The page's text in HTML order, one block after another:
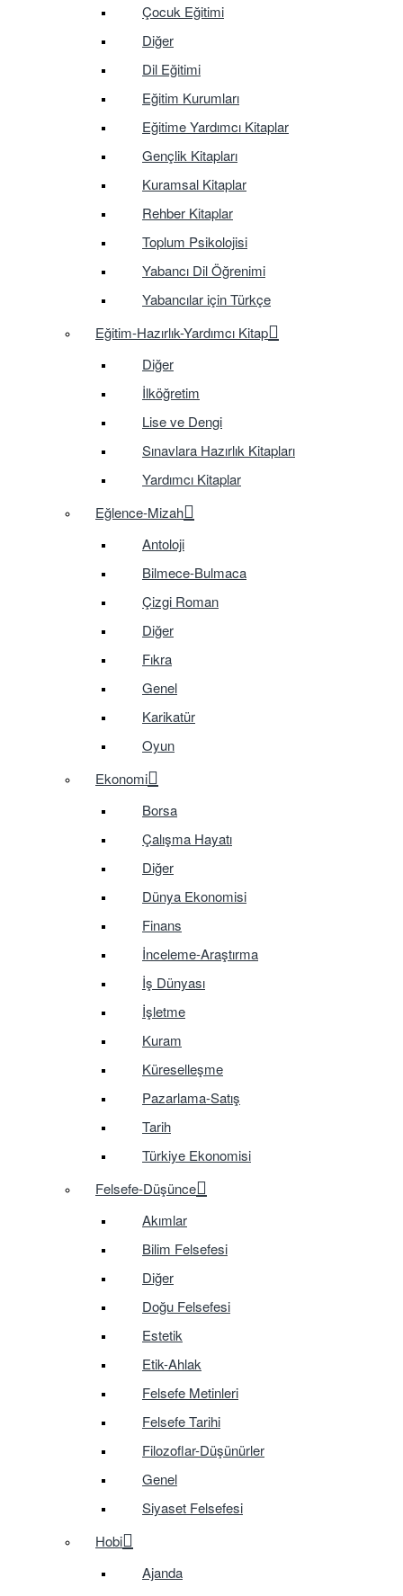
Çocuk Eğitimi
Diğer
Dil Eğitimi
Eğitim Kurumları
Eğitime Yardımcı Kitaplar
Gençlik Kitapları
Kuramsal Kitaplar
Rehber Kitaplar
Toplum Psikolojisi
Yabancı Dil Öğrenimi
Yabancılar için Türkçe
Eğitim-Hazırlık-Yardımcı Kitap
Diğer
İlköğretim
Lise ve Dengi
Sınavlara Hazırlık Kitapları
Yardımcı Kitaplar
Eğlence-Mizah
Antoloji
Bilmece-Bulmaca
Çizgi Roman
Diğer
Fıkra
Genel
Karikatür
Oyun
Ekonomi
Borsa
Çalışma Hayatı
Diğer
Dünya Ekonomisi
Finans
İnceleme-Araştırma
İş Dünyası
İşletme
Kuram
Küreselleşme
Pazarlama-Satış
Tarih
Türkiye Ekonomisi
Felsefe-Düşünce
Akımlar
Bilim Felsefesi
Diğer
Doğu Felsefesi
Estetik
Etik-Ahlak
Felsefe Metinleri
Felsefe Tarihi
Filozoflar-Düşünürler
Genel
Siyaset Felsefesi
Hobi
Ajanda